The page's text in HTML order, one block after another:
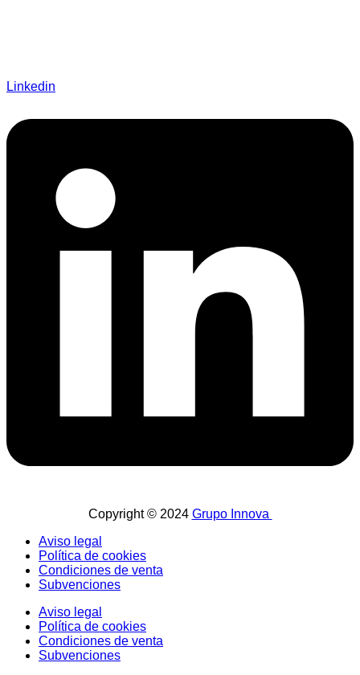
Linkedin
Copyright © 2024 Grupo Innova
Aviso legal
Política de cookies
Condiciones de venta
Subvenciones
Aviso legal
Política de cookies
Condiciones de venta
Subvenciones